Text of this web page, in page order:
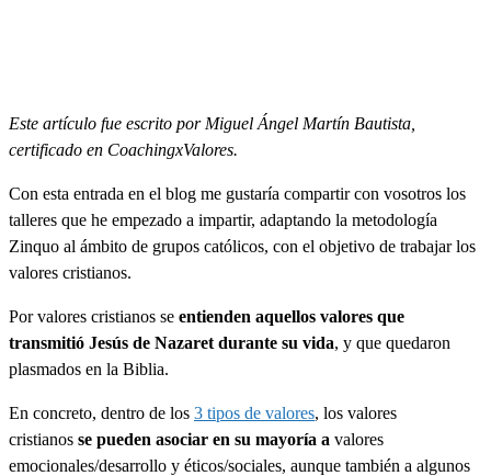
acceso,
rectificación,
suprimir
los
datos
soporte@zinquo.com
como
el
derecho
a
una
reclamación
ante
Este artículo fue escrito por Miguel Ángel Martín Bautista,
certificado en CoachingxValores.
Con esta entrada en el blog me gustaría compartir con vosotros los
talleres que he empezado a impartir, adaptando la metodología
Zinquo al ámbito de grupos católicos, con el objetivo de trabajar los
valores cristianos.
Por valores cristianos se entienden aquellos valores que
transmitió Jesús de Nazaret durante su vida, y que quedaron
plasmados en la Biblia.
En concreto, dentro de los 3 tipos de valores, los valores
cristianos se pueden asociar en su mayoría a valores
emocionales/desarrollo y éticos/sociales, aunque también a algunos